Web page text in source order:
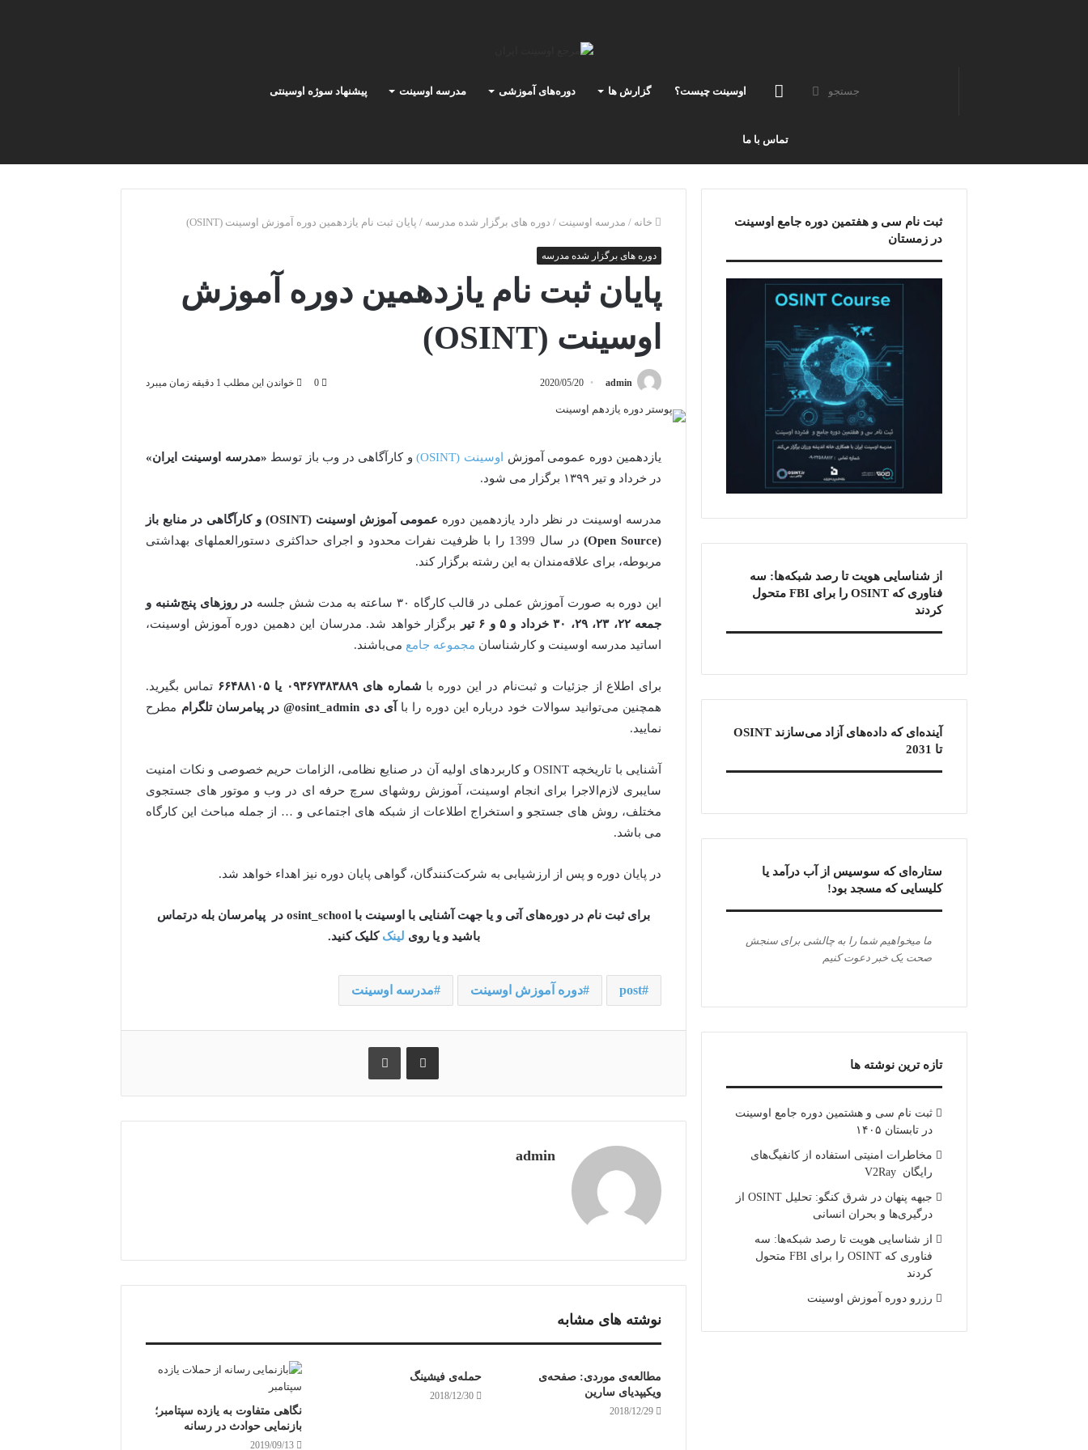
نخست
اوسینت چیست؟ گزارش ها دوره‌های آموزشی مدرسه اوسینت پیشنهاد سوژه اوسینتی
تماس با ما
جستجو
خانه / مدرسه اوسینت / دوره های برگزار شده مدرسه / پایان ثبت نام یازدهمین دوره آموزش اوسینت (OSINT)
دوره های برگزار شده مدرسه
پایان ثبت نام یازدهمین دوره آموزش
اوسینت (OSINT)
admin
2020/05/20
0 خواندن این مطلب 1 دقیقه زمان میبرد
یازدهمین دوره عمومی آموزش اوسینت (OSINT) و کارآگاهی در وب باز توسط «مدرسه اوسینت ایران»
در خرداد و تیر ۱۳۹۹ برگزار می شود.
مدرسه اوسینت در نظر دارد یازدهمین دوره
عمومی آموزش اوسینت (OSINT) و کارآگاهی در منابع باز
(Open Source)
در سال 1399 را با ظرفیت نفرات محدود و اجرای حداکثری دستورالعملهای بهداشتی
مربوطه، برای علاقه‌مندان به این رشته برگزار کند.
این دوره به صورت آموزش عملی در قالب کارگاه ۳۰ ساعته به مدت شش جلسه
در روزهای پنج‌شنبه و
جمعه ۲۲، ۲۳، ۲۹، ۳۰ خرداد و ۵ و ۶ تیر
برگزار خواهد شد. مدرسان این دهمین دوره آموزش اوسینت،
اساتید مدرسه اوسینت و کارشناسان مجموعه جامع می‌باشند.
برای اطلاع از جزئیات و ثبت‌نام در این دوره با شماره های ۰۹۳۶۷۳۸۳۸۸۹ یا ۶۶۴۸۸۱۰۵
تماس بگیرید.
همچنین می‌توانید سوالات خود درباره این دوره را با
آی دی osint_admin@ در پیامرسان تلگرام مطرح
نمایید.
آشنایی با تاریخچه OSINT و کاربردهای اولیه آن در صنایع نظامی، الزامات حریم خصوصی و نکات امنیت
سایبری لازم‌الاجرا برای انجام اوسینت، آموزش روشهای سرچ حرفه ای در وب و موتور های جستجوی
مختلف، روش های جستجو و استخراج اطلاعات از شبکه های اجتماعی و … از جمله مباحث این کارگاه
می باشد.
در پایان دوره و پس از ارزشیابی به شرکت‌کنندگان، گواهی پایان دوره نیز اهداء خواهد شد.
برای ثبت نام در دوره‌های آتی و یا جهت آشنایی با اوسینت با osint_school در پیامرسان بله درتماس
باشید و یا روی لینک کلیک کنید.
post دوره آموزش اوسینت مدرسه اوسینت
اشتراک گذاری از طریق ایمیل چاپ
admin
نوشته های مشابه
مطالعه‌ی موردی: صفحه‌ی
ویکیپدیای سارین
2018/12/29
حمله‌ی فیشینگ
2018/12/30
نگاهی متفاوت به یازده سپتامبر؛
بازنمایی حوادث در رسانه
2019/09/13
ثبت نام سی و هفتمین دوره جامع اوسینت
در زمستان
از شناسایی هویت تا رصد شبکه‌ها: سه
فناوری که OSINT را برای FBI متحول
کردند
آینده‌ای که داده‌های آزاد می‌سازند OSINT
تا 2031
ستاره‌ای که سوسیس از آب درآمد یا
کلیسایی که مسجد بود!
ما میخواهیم شما را به چالشی برای سنجش
صحت یک خبر دعوت کنیم
تازه ترین نوشته ها
ثبت نام سی و هشتمین دوره جامع اوسینت
در تابستان ۱۴۰۵
مخاطرات امنیتی استفاده از کانفیگ‌های
رایگان V2Ray
جبهه پنهان در شرق کنگو: تحلیل OSINT از
درگیری‌ها و بحران انسانی
از شناسایی هویت تا رصد شبکه‌ها: سه
فناوری که OSINT را برای FBI متحول
کردند
رزرو دوره آموزش اوسینت